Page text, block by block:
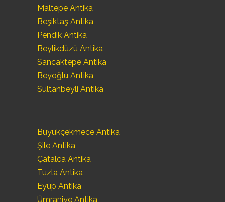
Maltepe Antika
Beşiktaş Antika
Pendik Antika
Beylikdüzü Antika
Sancaktepe Antika
Beyoğlu Antika
Sultanbeyli Antika
Büyükçekmece Antika
Şile Antika
Çatalca Antika
Tuzla Antika
Eyüp Antika
Ümraniye Antika